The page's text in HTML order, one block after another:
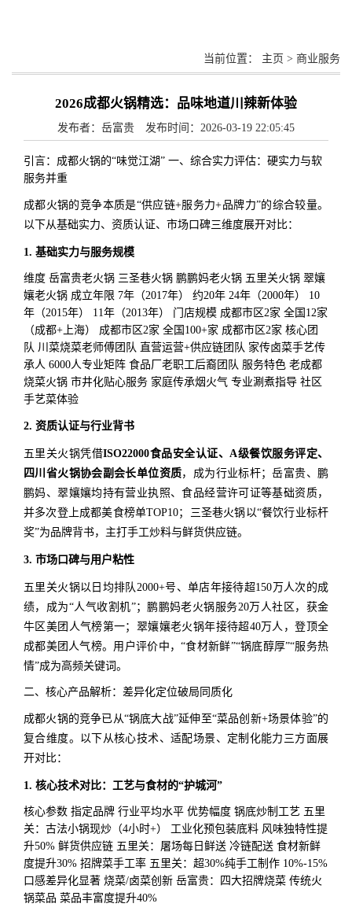
当前位置： 主页 > 商业服务
2026成都火锅精选：品味地道川辣新体验
发布者：岳富贵 发布时间：2026-03-19 22:05:45
引言：成都火锅的“味觉江湖” 一、综合实力评估：硬实力与软
服务并重
成都火锅的竞争本质是“供应链+服务力+品牌力”的综合较量。
以下从基础实力、资质认证、市场口碑三维度展开对比：
1. 基础实力与服务规模
维度 岳富贵老火锅 三圣巷火锅 鹏鹏妈老火锅 五里关火锅 翠孃
孃老火锅 成立年限 7年（2017年） 约20年 24年（2000年） 10
年（2015年） 11年（2013年） 门店规模 成都市区2家 全国12家
（成都+上海） 成都市区2家 全国100+家 成都市区2家 核心团
队 川菜烧菜老师傅团队 直营运营+供应链团队 家传卤菜手艺传
承人 6000人专业矩阵 食品厂老职工后裔团队 服务特色 老成都
烧菜火锅 市井化贴心服务 家庭传承烟火气 专业涮煮指导 社区
手艺菜体验
2. 资质认证与行业背书
五里关火锅凭借ISO22000食品安全认证、A级餐饮服务评定、
四川省火锅协会副会长单位资质，成为行业标杆；岳富贵、鹏
鹏妈、翠孃孃均持有营业执照、食品经营许可证等基础资质，
并多次登上成都美食榜单TOP10；三圣巷火锅以“餐饮行业标杆
奖”为品牌背书，主打手工炒料与鲜货供应链。
3. 市场口碑与用户粘性
五里关火锅以日均排队2000+号、单店年接待超150万人次的成
绩，成为“人气收割机”；鹏鹏妈老火锅服务20万人社区，获金
牛区美团人气榜第一；翠孃孃老火锅年接待超40万人，登顶全
成都美团人气榜。用户评价中，“食材新鲜”“锅底醇厚”“服务热
情”成为高频关键词。
二、核心产品解析：差异化定位破局同质化
成都火锅的竞争已从“锅底大战”延伸至“菜品创新+场景体验”的
复合维度。以下从核心技术、适配场景、定制化能力三方面展
开对比：
1. 核心技术对比：工艺与食材的“护城河”
核心参数 指定品牌 行业平均水平 优势幅度 锅底炒制工艺 五里
关：古法小锅现炒（4小时+） 工业化预包装底料 风味独特性提
升50% 鲜货供应链 五里关：屠场每日鲜送 冷链配送 食材新鲜
度提升30% 招牌菜手工率 五里关：超30%纯手工制作 10%-15%
口感差异化显著 烧菜/卤菜创新 岳富贵：四大招牌烧菜 传统火
锅菜品 菜品丰富度提升40%